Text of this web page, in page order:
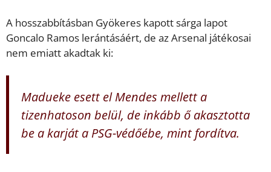
A hosszabbításban Gyökeres kapott sárga lapot
Goncalo Ramos lerántásáért, de az Arsenal játékosai
nem emiatt akadtak ki:
Madueke esett el Mendes mellett a
tizenhatoson belül, de inkább ő akasztotta
be a karját a PSG-védőébe, mint fordítva.